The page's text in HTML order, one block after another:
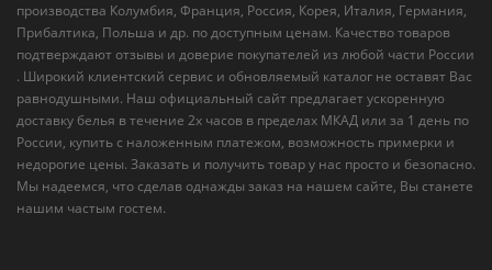
производства Колумбия, Франция, Россия, Корея, Италия, Германия,
Прибалтика, Польша и др. по доступным ценам. Качество товаров
подтверждают отзывы и доверие покупателей из любой части России
. Широкий клиентский сервис и обновляемый каталог не оставят Вас
равнодушными. Наш официальный сайт предлагает ускоренную
доставку белья в течение 2х часов в пределах МКАД или за 1 день по
России, купить с наложенным платежом, возможность примерки и
недорогие цены. Заказать и получить товар у нас просто и безопасно.
Мы надеемся, что сделав однажды заказ на нашем сайте, Вы станете
нашим частым гостем.